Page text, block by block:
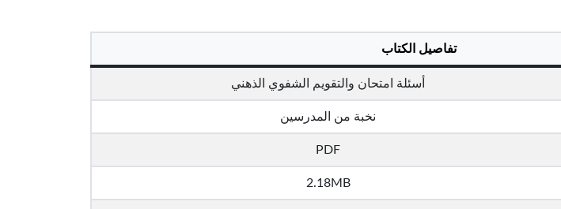
تفاصيل الكتاب
أسئلة امتحان والتقويم الشفوي الذهني
نخبة من المدرسين
PDF
2.18MB